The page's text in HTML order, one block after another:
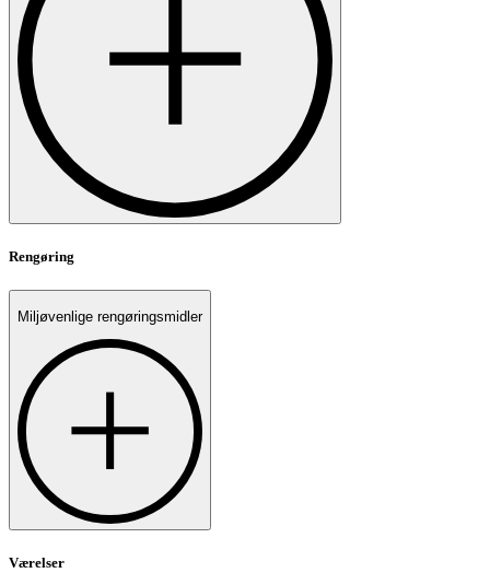
Rengøring
Miljøvenlige rengøringsmidler
Værelser